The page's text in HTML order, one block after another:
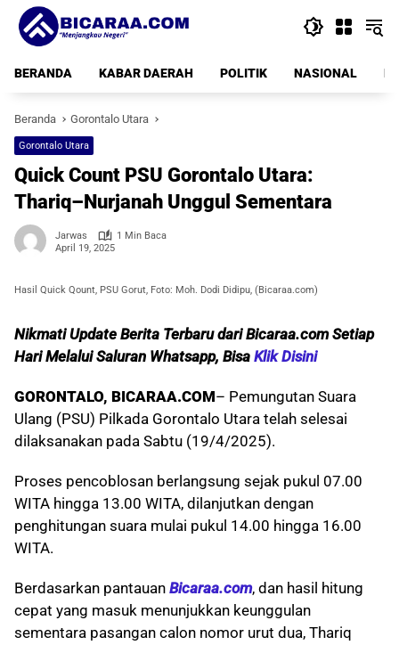
Langsung
konten
BERANDA
KABAR DAERAH POLITIK NASIONAL
Beranda Gorontalo Utara
Gorontalo Utara
Quick Count PSU Gorontalo Utara:
Thariq–Nurjanah Unggul Sementara
Jarwas
1 Min Baca
April 19, 2025
Hasil Quick Qount, PSU Gorut, Foto: Moh. Dodi Didipu, (Bicaraa.com)
Nikmati Update Berita Terbaru dari Bicaraa.com Setiap
Hari Melalui Saluran Whatsapp, Bisa Klik Disini
GORONTALO, BICARAA.COM– Pemungutan Suara
Ulang (PSU) Pilkada Gorontalo Utara telah selesai
dilaksanakan pada Sabtu (19/4/2025).
Proses pencoblosan berlangsung sejak pukul 07.00
WITA hingga 13.00 WITA, dilanjutkan dengan
penghitungan suara mulai pukul 14.00 hingga 16.00
WITA.
Berdasarkan pantauan Bicaraa.com, dan hasil hitung
cepat yang masuk menunjukkan keunggulan
sementara pasangan calon nomor urut dua, Thariq